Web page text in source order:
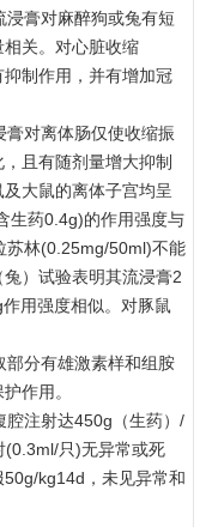
膏对麻醉狗或兔有短
关。对心脏收缩
抑制作用，并有增加冠
对离体肠仅使收缩振
且有随剂量增大抑制
大鼠的离体子宫均呈
生药0.4g)的作用强度与
苏林(0.25mg/50ml)不能
）试验表明其流浸膏2
用强度相似。对豚鼠
部分有雄激素样和组胺
作用。
腔注射达450g（生药）/
(0.3ml/只)无异常或死
kg14d，未见异常和